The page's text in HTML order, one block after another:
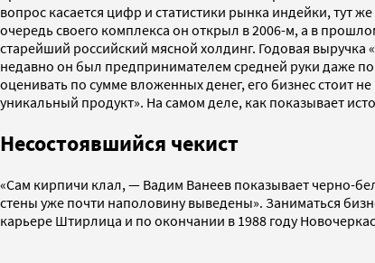
вопрос касается цифр и статистики рынка индейки, тут
очередь своего комплекса он открыл в 2006-м, а в
старейший российский мясной холдинг. Годовая
недавно он был предпринимателем средней руки даже
оценивать по сумме вложенных денег, его бизнес стоит
уникальный продукт». На самом деле, как показывает
Несостоявшийся чекист
«Сам кирпичи клал, — Вадим Ванеев показывает черно-
стены уже почти наполовину выведены». Заниматься
карьере Штирлица и по окончании в 1988 году